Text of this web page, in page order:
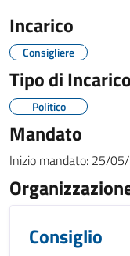
Incarico
Consigliere
Tipo di Incarico
Politico
Mandato
Inizio mandato: 25/
Consiglio